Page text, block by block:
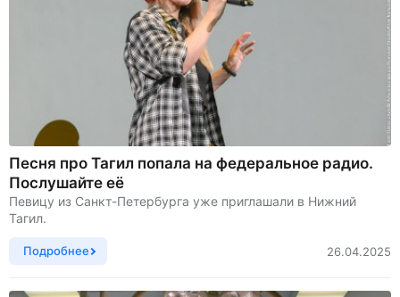
Песня про Тагил попала на федеральное радио.
Послушайте её
Певицу из Санкт-Петербурга уже приглашали в Нижний
Тагил.
Подробнее 26.04.2025